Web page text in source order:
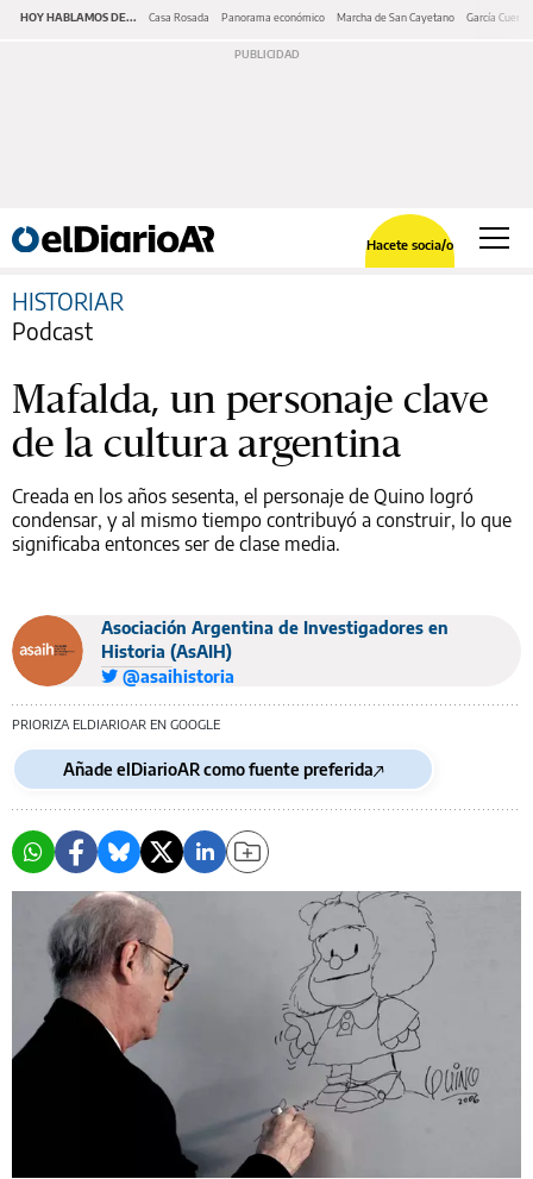
HOY HABLAMOS DE... Casa Rosada Panorama económico Marcha de San Cayetano García Cuerva
Hacete socia/o
HISTORIAR
Podcast
Mafalda, un personaje clave
de la cultura argentina
Creada en los años sesenta, el personaje de Quino logró
condensar, y al mismo tiempo contribuyó a construir, lo que
significaba entonces ser de clase media.
Asociación Argentina de Investigadores en
Historia (AsAIH)
@asaihistoria
PRIORIZA ELDIARIOAR EN GOOGLE
Añade elDiarioAR como fuente preferida